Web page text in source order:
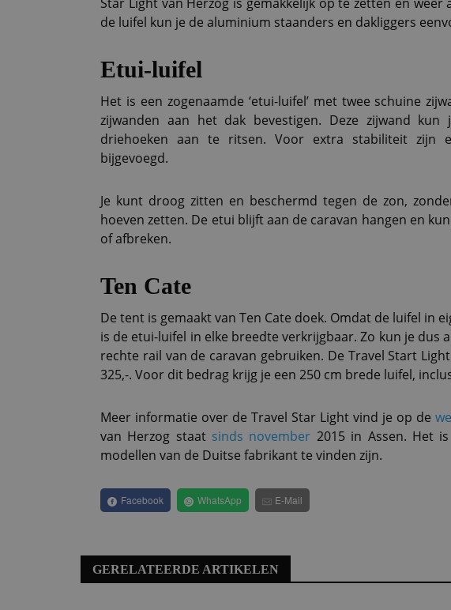
de luifel kun je de aluminium staanders en dakliggers
Etui-luifel
Het is een zogenaamde ‘etui-luifel’ met twee schuine
zijwanden aan het dak bevestigen. Deze zijwand
driehoeken aan te ritsen. Voor extra stabiliteit zijn
bijgevoegd.
Je kunt droog zitten en beschermd tegen de zon,
hoeven zetten. De etui blijft aan de caravan hangen en
of afbreken.
Ten Cate
De tent is gemaakt van Ten Cate doek. Omdat de luifel in
is de etui-luifel in elke breedte verkrijgbaar. Zo kun je dus
rechte rail van de caravan gebruiken. De Travel Start
325,-. Voor dit bedrag krijg je een 250 cm brede luifel,
Meer informatie over de Travel Star Light vind je op de
van Herzog staat sinds november 2015 in Assen. Het
modellen van de Duitse fabrikant te vinden zijn.
Facebook WhatsApp E-Mail
GERELATEERDE ARTIKELEN